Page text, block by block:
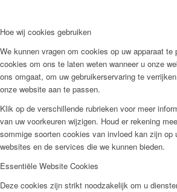
Hoe wij cookies gebruiken
We kunnen vragen om cookies op uw apparaat te
cookies om ons te laten weten wanneer u onze
ons omgaat, om uw gebruikerservaring te
onze website aan te passen.
Klik op de verschillende rubrieken voor meer
van uw voorkeuren wijzigen. Houd er rekening
sommige soorten cookies van invloed kan zijn op
websites en de services die we kunnen bieden.
Essentiële Website Cookies
Deze cookies zijn strikt noodzakelijk om u